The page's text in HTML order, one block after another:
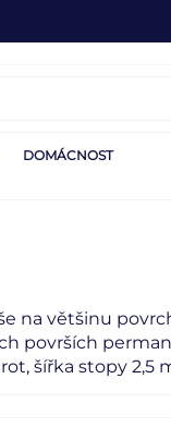
DOMÁCNOST
na většinu
površích
šířka stopy 2,5